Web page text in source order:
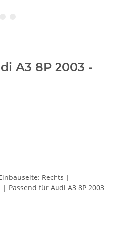
A3 8P 2003 -
Rechts |
Passend für Audi A3 8P 2003